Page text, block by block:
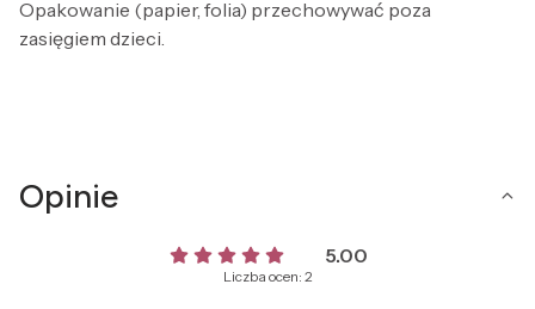
Opakowanie (papier, folia) przechowywać poza
zasięgiem dzieci.
Opinie
5.00
Liczba ocen: 2